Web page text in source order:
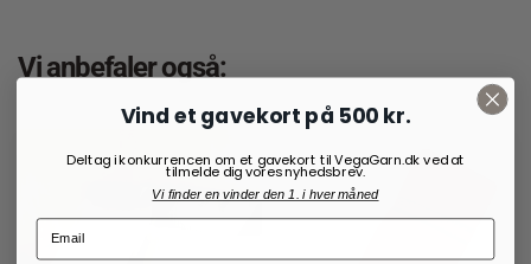
Vi anbefaler også:
Vind et gavekort på 500 kr.
Deltag i konkurrencen om et gavekort til VegaGarn.dk ved at
tilmelde dig vores nyhedsbrev.
Vi finder en vinder den 1. i hver måned